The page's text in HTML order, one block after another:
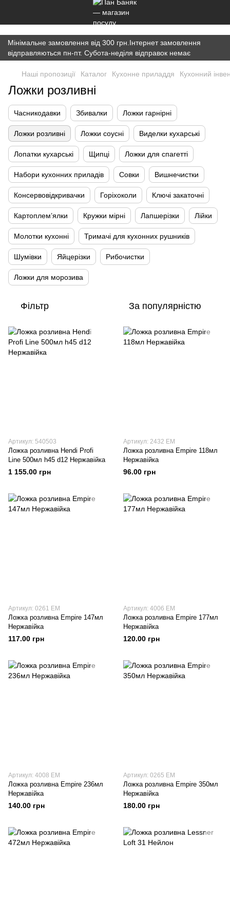
})(window,document,'script','dataLayer','GTM-K7JWBM2W');
Мінімальне замовлення від 300 грн.Інтернет замовлення
відправляються пн-пт. Субота-неділя відправок немає
Наші пропозиції Каталог Кухонне приладдя Кухонний
Ложки розливні
Часникодавки Збивалки Ложки гарнірні
Ложки розливні Ложки соусні Виделки кухарські
Лопатки кухарські Щипці Ложки для спагетті
Набори кухонних приладів Совки Вишнечистки
Консервовідкривачки Горіхоколи Ключі закаточні
Картоплем’ялки Кружки мірні Лапшерізки Лійки
Молотки кухонні Тримачі для кухонних рушників
Шумівки Яйцерізки Рибочистки
Ложки для морозива
Фільтр За популярністю
Артикул: 540503
Ложка розливна Hendi Profi
Line 500мл h45 d12 Нержавійка
1 155.00 грн
Артикул: 2432 EM
Ложка розливна Empire 118мл
Нержавійка
96.00 грн
Артикул: 0261 EM
Ложка розливна Empire 147мл
Нержавійка
117.00 грн
Артикул: 4006 EM
Ложка розливна Empire 177мл
Нержавійка
120.00 грн
Артикул: 4008 EM
Ложка розливна Empire 236мл
Нержавійка
140.00 грн
Артикул: 0265 EM
Ложка розливна Empire 350мл
Нержавійка
180.00 грн